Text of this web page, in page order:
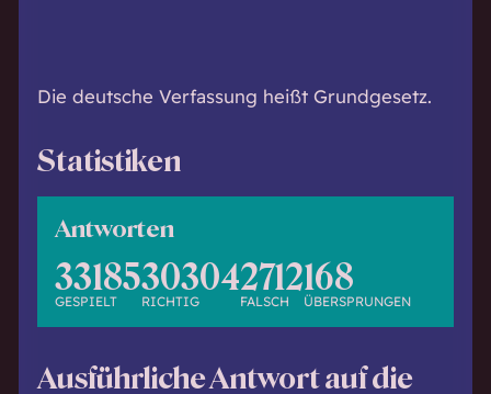
Die deutsche Verfassung heißt Grundgesetz.
Statistiken
Antworten
33185
GESPIELT
30304
RICHTIG
2712
FALSCH
168
ÜBERSPRUNGEN
Ausführliche Antwort auf die